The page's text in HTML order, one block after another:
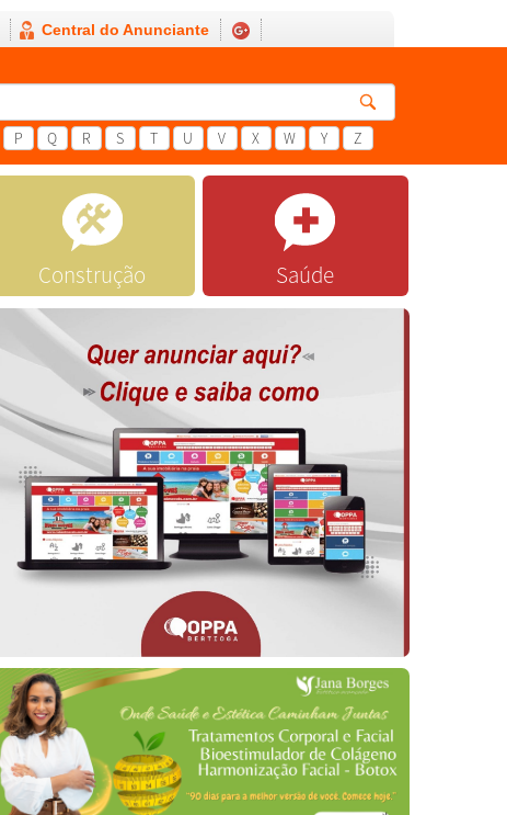
Central do Anunciante
P Q R S T U V X W Y Z
Construção Saúde